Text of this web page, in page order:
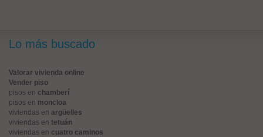
Lo más buscado
Valorar vivienda online
Vender piso
pisos en chamberí
pisos en moncloa
viviendas en argüelles
viviendas en tetuán
viviendas en cuatro caminos